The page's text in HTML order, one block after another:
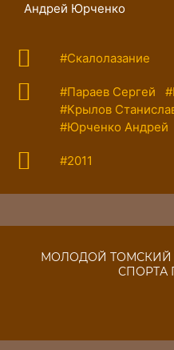
Андрей Юрченко
#Скалолазание
#Параев Сергей
#Крылов
#Юрченко Андрей
#2011
МОЛОДОЙ ТОМСКИЙ
СПОРТА